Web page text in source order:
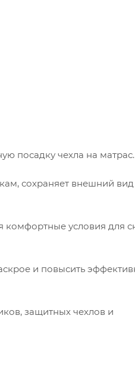
посадку чехла на матрас.
сохраняет внешний
комфортные условия для
и повысить
защитных чехлов и